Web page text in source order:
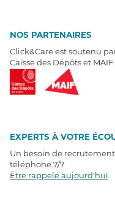
NOS PARTENAIRES
Click&Care est soutenu
Caisse des Dépôts et MAIF.
EXPERTS À VOTRE
Un besoin de
téléphone 7/7
Être rappelé aujourd'hui